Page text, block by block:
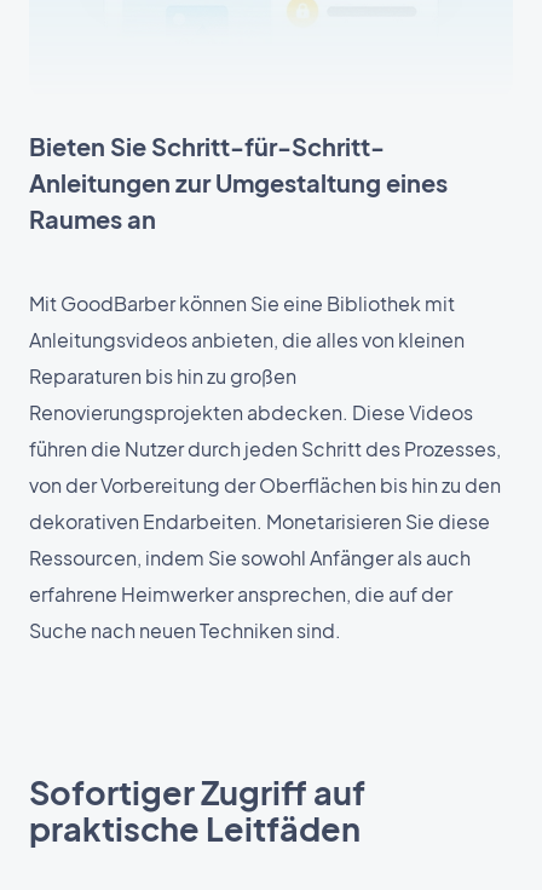
Bieten Sie Schritt-für-Schritt-
Anleitungen zur Umgestaltung eines
Raumes an
Mit GoodBarber können Sie eine Bibliothek mit
Anleitungsvideos anbieten, die alles von kleinen
Reparaturen bis hin zu großen
Renovierungsprojekten abdecken. Diese Videos
führen die Nutzer durch jeden Schritt des Prozesses,
von der Vorbereitung der Oberflächen bis hin zu den
dekorativen Endarbeiten. Monetarisieren Sie diese
Ressourcen, indem Sie sowohl Anfänger als auch
erfahrene Heimwerker ansprechen, die auf der
Suche nach neuen Techniken sind.
Sofortiger Zugriff auf
praktische Leitfäden